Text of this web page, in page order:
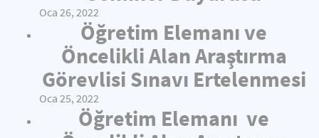
Oca 26, 2022
Öğretim Elemanı ve
Öncelikli Alan Araştırma
Görevlisi Sınavı Ertelenmesi
Oca 25, 2022
Öğretim Elemanı ve